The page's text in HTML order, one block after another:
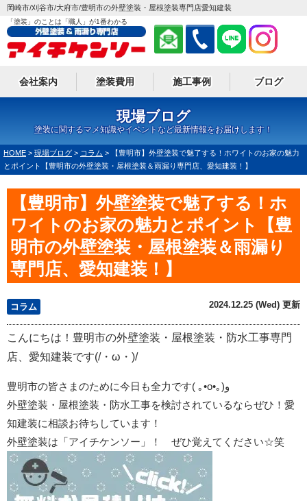
岡崎市/刈谷市/大府市/豊明市の外壁塗装・屋根塗装専門店愛知建装
「塗装」のことは「職人」が1番わかる
会社案内 塗装費用 施工事例 ブログ
現場ブログ
塗装に関するマメ知識やイベントなど最新情報をお届けします！
HOME > 現場ブログ > コラム >
【豊明市】外壁塗装で魅了する！ホワイトのお家の魅力
とポイント【豊明市の外壁塗装・屋根塗装＆雨漏り専門店、愛知建装！】
【豊明市】外壁塗装で魅了する！ホ
ワイトのお家の魅力とポイント【豊
明市の外壁塗装・屋根塗装＆雨漏り
専門店、愛知建装！】
コラム 2024.12.25 (Wed) 更新
こんにちは！豊明市の外壁塗装・屋根塗装・防水工事専門
店、愛知建装です(/・ω・)/
豊明市の皆さまのために今日も全力です( ｡•o•｡)و
外壁塗装・屋根塗装・防水工事を検討されているならぜひ！愛
知建装に相談お待ちしています！
外壁塗装は「アイチケンソー」！ ぜひ覚えてください☆笑